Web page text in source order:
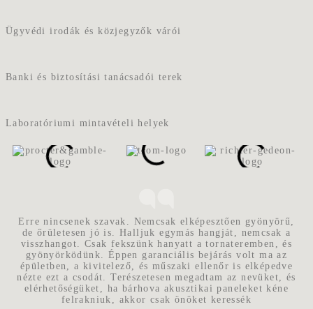
Ügyvédi irodák és közjegyzők várói
Banki és biztosítási tanácsadói terek
Laboratóriumi mintavételi helyek
Erre nincsenek szavak. Nemcsak elképesztően gyönyörű,
de őrületesen jó is. Halljuk egymás hangját, nemcsak a
visszhangot. Csak fekszünk hanyatt a tornateremben, és
gyönyörködünk. Éppen garanciális bejárás volt ma az
épületben, a kivitelező, és műszaki ellenőr is elképedve
nézte ezt a csodát. Terészetesen megadtam az nevüket, és
elérhetőségüket, ha bárhova akusztikai paneleket kéne
felrakniuk, akkor csak önöket keressék